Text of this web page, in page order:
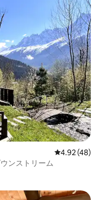
レビュー48
4.92 (48)
ンストリーム